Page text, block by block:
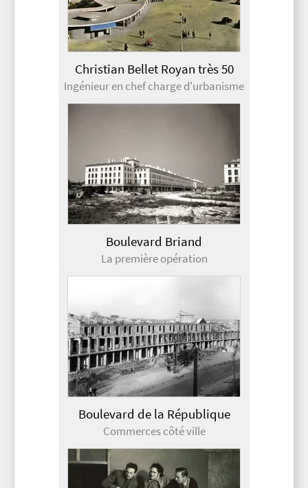
Christian Bellet Royan très 50
Ingénieur en chef charge d'urbanisme
Boulevard Briand
La première opération
Boulevard de la République
Commerces côté ville